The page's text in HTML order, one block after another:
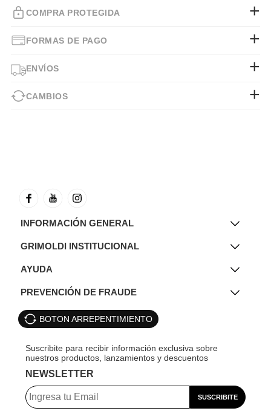
COMPRA PROTEGIDA
FORMAS DE PAGO
ENVÍOS
CAMBIOS
INFORMACIÓN GENERAL
GRIMOLDI INSTITUCIONAL
AYUDA
PREVENCIÓN DE FRAUDE
BOTON ARREPENTIMIENTO
NEWSLETTER